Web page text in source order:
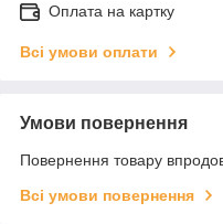
Оплата на картку
Всі умови оплати
Умови повернення
Повернення товару
Всі умови повернення